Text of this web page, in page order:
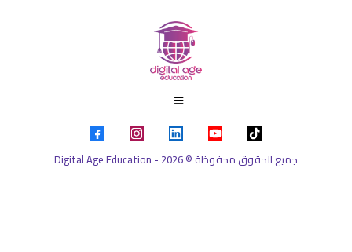
Digital Age Education - جميع الحقوق محفوظة © 2026